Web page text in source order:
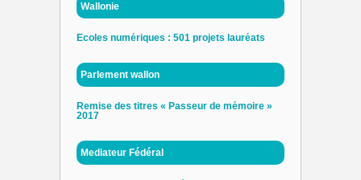
Wallonie
Ecoles numériques : 501 projets lauréats
Parlement wallon
Remise des titres « Passeur de mémoire »
2017
Mediateur Fédéral